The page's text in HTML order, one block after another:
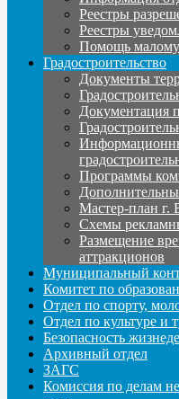
Реестры
Реестры
Помощь малому
Градостроительство
Документы
Документация
Программы
Мастер-план г.
Схемы
Размещение
аттракционов
Муниципальный
Комитет по
Отдел по спорту,
Отдел по культуре и
Безопасность
Архивный отдел
ЗАГС
Комиссия по делам